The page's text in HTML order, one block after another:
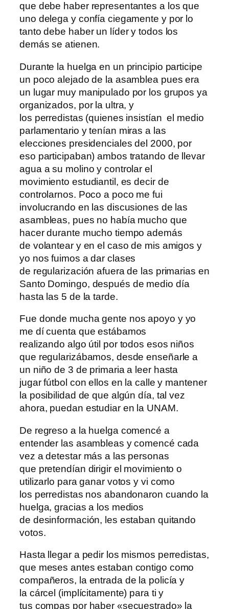
que debe haber representantes a los que
uno delega y confía ciegamente y por lo
tanto debe haber un líder y todos los
demás se atienen.
Durante la huelga en un principio participe
un poco alejado de la asamblea pues era
un lugar muy manipulado por los grupos ya
organizados, por la ultra, y
los perredistas (quienes insistían el medio
parlamentario y tenían miras a las
elecciones presidenciales del 2000, por
eso participaban) ambos tratando de llevar
agua a su molino y controlar el
movimiento estudiantil, es decir de
controlarnos. Poco a poco me fui
involucrando en las discusiones de las
asambleas, pues no había mucho que
hacer durante mucho tiempo además
de volantear y en el caso de mis amigos y
yo nos fuimos a dar clases
de regularización afuera de las primarias en
Santo Domingo, después de medio día
hasta las 5 de la tarde.
Fue donde mucha gente nos apoyo y yo
me dí cuenta que estábamos
realizando algo útil por todos esos niños
que regularizábamos, desde enseñarle a
un niño de 3 de primaria a leer hasta
jugar fútbol con ellos en la calle y mantener
la posibilidad de que algún día, tal vez
ahora, puedan estudiar en la UNAM.
De regreso a la huelga comencé a
entender las asambleas y comencé cada
vez a detestar más a las personas
que pretendían dirigir el movimiento o
utilizarlo para ganar votos y vi como
los perredistas nos abandonaron cuando la
huelga, gracias a los medios
de desinformación, les estaban quitando
votos.
Hasta llegar a pedir los mismos perredistas,
que meses antes estaban contigo como
compañeros, la entrada de la policía y
la cárcel (implícitamente) para ti y
tus compas por haber «secuestrado» la